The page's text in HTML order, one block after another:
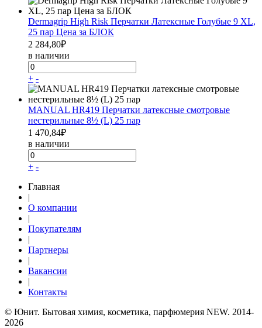
Dermagrip High Risk Перчатки Латексные Голубые 9 XL,
25 пар Цена за БЛОК
2 284,80₽
в наличии
+ -
MANUAL HR419 Перчатки латексные смотровые
нестерильные 8½ (L) 25 пар
1 470,84₽
в наличии
+ -
Главная
|
О компании
|
Покупателям
|
Партнеры
|
Вакансии
|
Контакты
© Юнит. Бытовая химия, косметика, парфюмерия NEW. 2014-
2026